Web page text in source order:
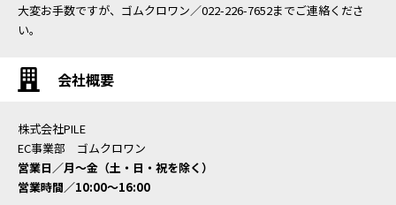
大変お手数ですが、ゴムクロワン／022-226-7652までご連絡くださ
い。
会社概要
株式会社PILE
EC事業部 ゴムクロワン
営業日／月〜金（土・日・祝を除く）
営業時間／10:00〜16:00